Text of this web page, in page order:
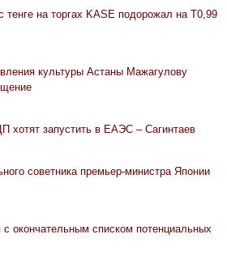
тенге на торгах KASE подорожал на Т0,99
культуры Астаны Мажагулову
хотят запустить в ЕАЭС – Сагинтаев
советника премьер-министра Японии
с окончательным списком потенциальных